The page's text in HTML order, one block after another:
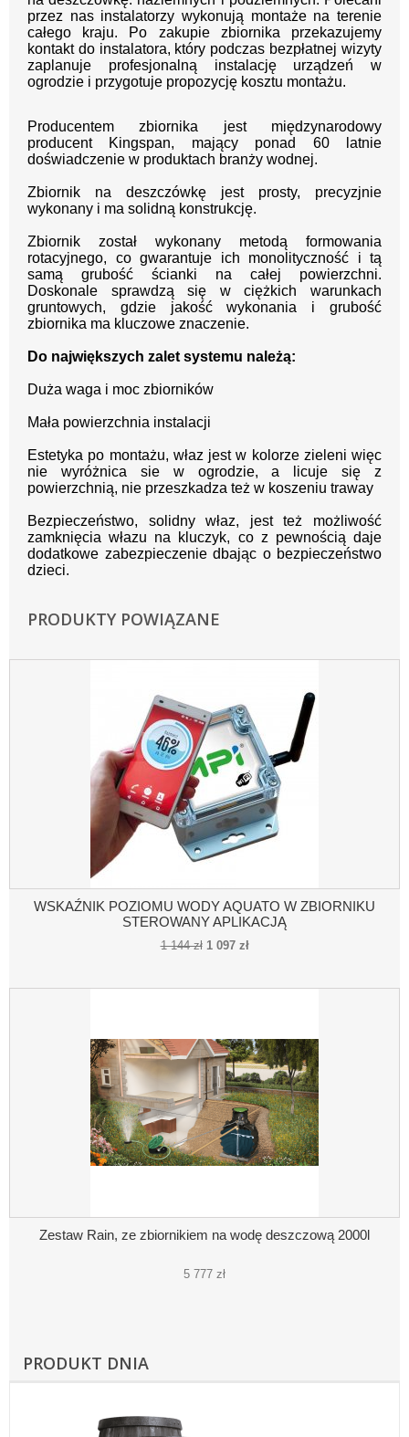
przez nas instalatorzy wykonują montaże na terenie
całego kraju. Po zakupie zbiornika przekazujemy
kontakt do instalatora, który podczas bezpłatnej wizyty
zaplanuje profesjonalną instalację urządzeń w
ogrodzie i przygotuje propozycję kosztu montażu.
Producentem zbiornika jest międzynarodowy
producent Kingspan, mający ponad 60 latnie
doświadczenie w produktach branży wodnej.
Zbiornik na deszczówkę jest prosty, precyzjnie
wykonany i ma solidną konstrukcję.
Zbiornik został wykonany metodą formowania
rotacyjnego, co gwarantuje ich monolityczność i tą
samą grubość ścianki na całej powierzchni.
Doskonale sprawdzą się w ciężkich warunkach
gruntowych, gdzie jakość wykonania i grubość
zbiornika ma kluczowe znaczenie.
Do największych zalet systemu należą:
Duża waga i moc zbiorników
Mała powierzchnia instalacji
Estetyka po montażu, właz jest w kolorze zieleni więc
nie wyróżnica sie w ogrodzie, a licuje się z
powierzchnią, nie przeszkadza też w koszeniu traway
Bezpieczeństwo, solidny właz, jest też możliwość
zamknięcia włazu na kluczyk, co z pewnością daje
dodatkowe zabezpieczenie dbając o bezpieczeństwo
dzieci.
PRODUKTY POWIĄZANE
WSKAŹNIK POZIOMU WODY AQUATO W ZBIORNIKU
STEROWANY APLIKACJĄ
1 144 zł 1 097 zł
Zestaw Rain, ze zbiornikiem na wodę deszczową 2000l
5 777 zł
PRODUKT DNIA